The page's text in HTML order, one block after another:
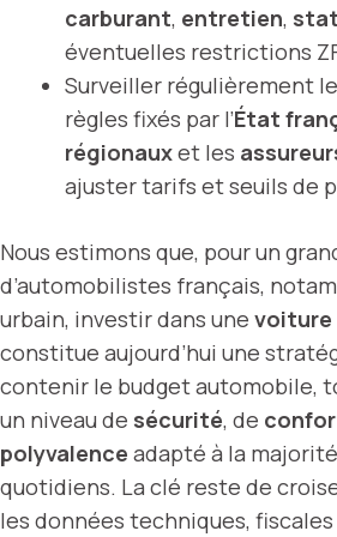
carburant, entretien,
éventuelles restrictions
Surveiller régulièrement
règles fixés par l’État
régionauxet les
ajuster tarifs et seuils de
Nous estimons que, pour un
d’automobilistes français,
urbain, investir dans une voiture
constitue aujourd’hui une
contenir le budget automobile,
un niveau de sécurité, de
polyvalence adapté à la
quotidiens. La clé reste de
les données techniques, fiscales